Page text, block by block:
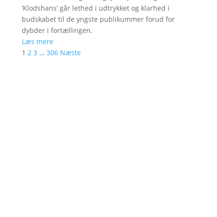
’Klodshans’ går lethed i udtrykket og klarhed i
budskabet til de yngste publikummer forud for
dybder i fortællingen.
Læs mere
1 2 3 … 306 Næste